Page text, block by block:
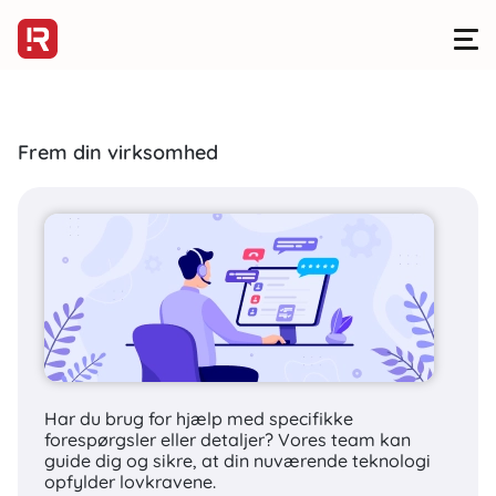
DEVELOPMENT> PLATFORME
Vi er UX/UI-
specialister, der
designer og bygger
smukke
brugergrænseflader
Frem din virksomhed
Har du brug for hjælp med specifikke
forespørgsler eller detaljer? Vores team kan
guide dig og sikre, at din nuværende teknologi
opfylder lovkravene.